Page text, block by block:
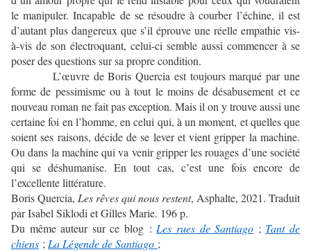
le manipuler. Incapable de se résoudre à courber l’échine, il est
d’autant plus dangereux que s’il éprouve une réelle empathie vis-
à-vis de son électroquant, celui-ci semble aussi commencer à se
poser des questions sur sa propre condition.
L’œuvre de Boris Quercia est toujours marqué par une
forme de pessimisme ou à tout le moins de désabusement et ce
nouveau roman ne fait pas exception. Mais il on y trouve aussi une
certaine foi en l’homme, en celui qui, à un moment, et quelles que
soient ses raisons, décide de se lever et vient gripper la machine.
Ou dans la machine qui va venir gripper les rouages d’une société
qui se déshumanise. En tout cas, c’est une fois encore de
l’excellente littérature.
Boris Quercia, Les rêves qui nous restent, Asphalte, 2021. Traduit
par Isabel Siklodi et Gilles Marie. 196 p.
Du même auteur sur ce blog : Les rues de Santiago ; Tant de
chiens ; La Légende de Santiago ;